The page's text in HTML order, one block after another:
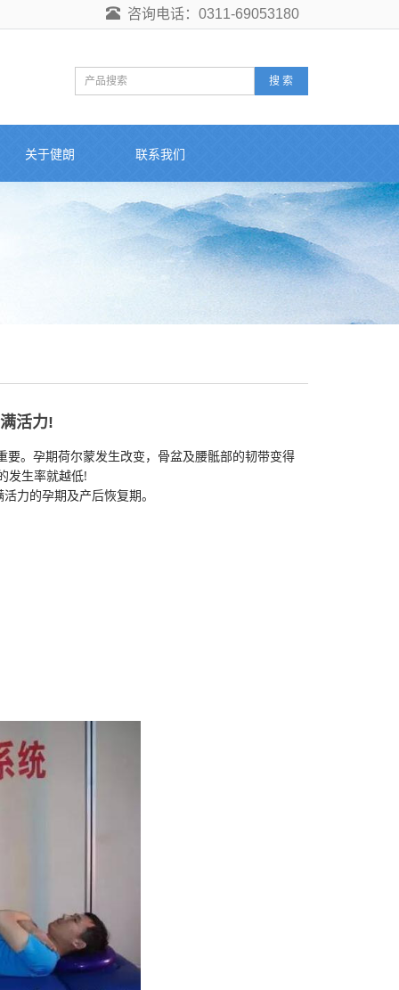
咨询电话：0311-69053180
搜 索
关于健朗 联系我们
活力!
。孕期荷尔蒙发生改变，骨盆及腰骶部的韧带变得
发生率就越低!
的孕期及产后恢复期。